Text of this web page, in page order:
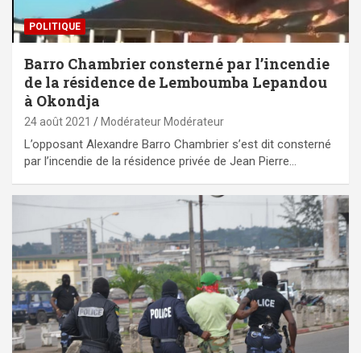
POLITIQUE
Barro Chambrier consterné par l’incendie
de la résidence de Lemboumba Lepandou
à Okondja
24 août 2021 Modérateur Modérateur
L’opposant Alexandre Barro Chambrier s’est dit consterné
par l’incendie de la résidence privée de Jean Pierre…